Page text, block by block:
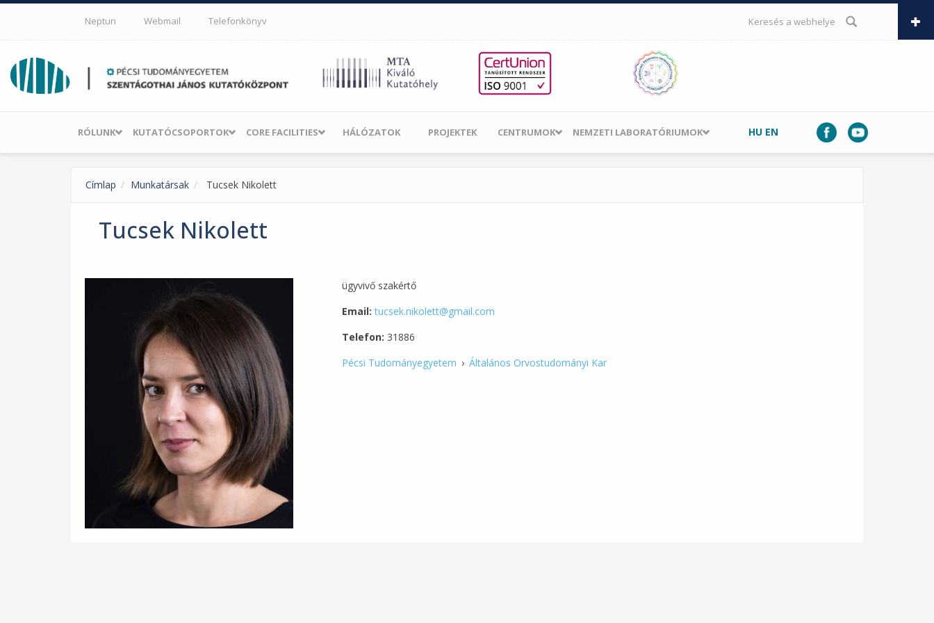
Ugrás a tartalomra
Neptun Webmail Telefonkönyv KERESÉS ŰRLAP
RÓLUNK KUTATÓCSOPORTOK CORE FACILITIES HÁLÓZATOK PROJEKTEK CENTRUMOK NEMZETI LABORATÓRIUMOK HU EN
Címlap Munkatársak Tucsek Nikolett
Tucsek Nikolett
ügyvivő szakértő
Email:tucsek.nikolett@gmail.com
Telefon: 31886
Pécsi Tudományegyetem › Általános Orvostudományi Kar